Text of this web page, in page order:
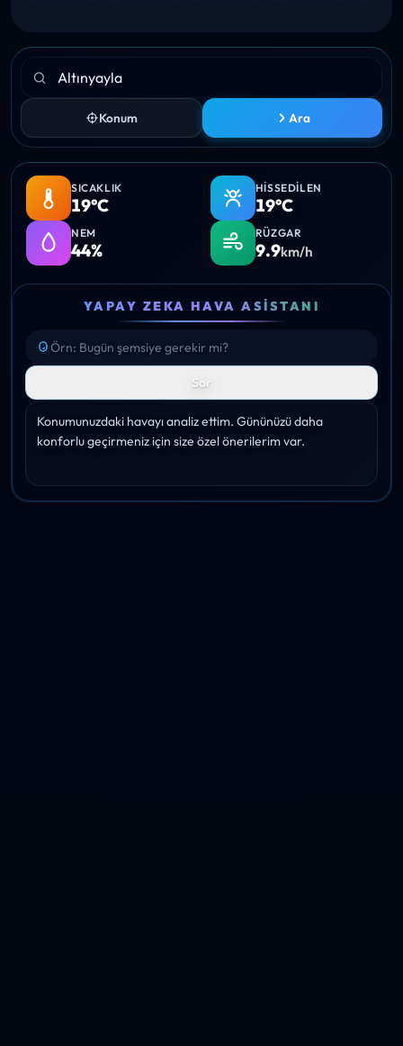
Konum Ara
SICAKLIK
19°C
HISSEDILEN
19°C
NEM
44%
RÜZGAR
9.9km/h
YAPAY ZEKA HAVA ASISTANI
Sor
Konumunuzdaki havayı analiz ettim. Gününüzü daha
konforlu geçirmeniz için size özel önerilerim var.